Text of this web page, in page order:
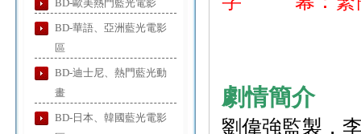
BD-歐美熱門藍光電影
BD-華語、亞洲藍光電影
區
BD-迪士尼、熱門藍光動
畫
BD-日本、韓國藍光電影
劇情簡介
劉偉強監製，